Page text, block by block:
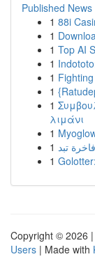
Published News
1 88i
1
1 Top AI
1
1
1
1
λιμάνι
1
1
1
Copyright © 2026 |
Users | Made with